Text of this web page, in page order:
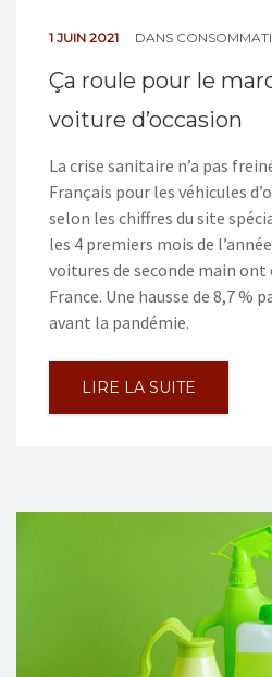
1 JUIN 2021 DANS
Ça roule pour le
voiture d’occasion
La crise sanitaire n’a pas
Français pour les véhicules
selon les chiffres du site
les 4 premiers mois de
voitures de seconde main
France. Une hausse de 8,7 %
avant la pandémie.
LIRE LA SUITE